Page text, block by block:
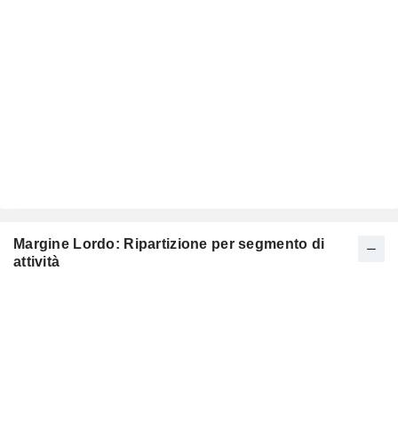
Margine Lordo: Ripartizione per segmento di
attività